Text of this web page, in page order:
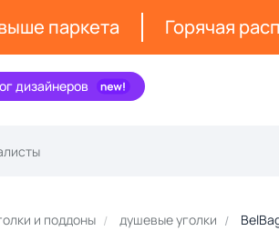
паркета Горячая
дизайнеров
и поддоны душевые уголки